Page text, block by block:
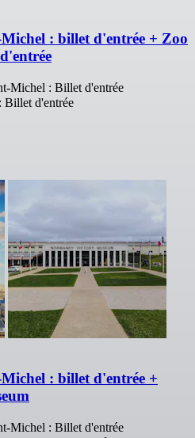
: billet d'entrée + Zoo
Michel : Billet d'entrée
Billet d'entrée
: billet d'entrée +
Michel : Billet d'entrée